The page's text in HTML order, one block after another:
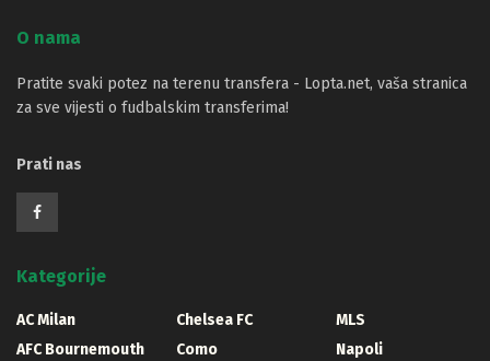
O nama
Pratite svaki potez na terenu transfera - Lopta.net, vaša stranica
za sve vijesti o fudbalskim transferima!
Prati nas
Kategorije
AC Milan
AFC Bournemouth
Chelsea FC
Como
MLS
Napoli